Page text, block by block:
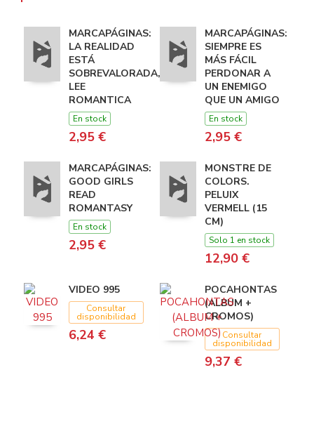
MARCAPÁGINAS:
LA REALIDAD
ESTÁ
SOBREVALORADA,
LEE
ROMANTICA
En stock
2,95 €
MARCAPÁGINAS:
SIEMPRE ES
MÁS FÁCIL
PERDONAR A
UN ENEMIGO
QUE UN AMIGO
En stock
2,95 €
MARCAPÁGINAS:
GOOD GIRLS
READ
ROMANTASY
En stock
2,95 €
MONSTRE DE
COLORS.
PELUIX
VERMELL (15
CM)
Solo 1 en stock
12,90 €
VIDEO 995
Consultar
disponibilidad
6,24 €
POCAHONTAS
(ALBUM +
CROMOS)
Consultar
disponibilidad
9,37 €